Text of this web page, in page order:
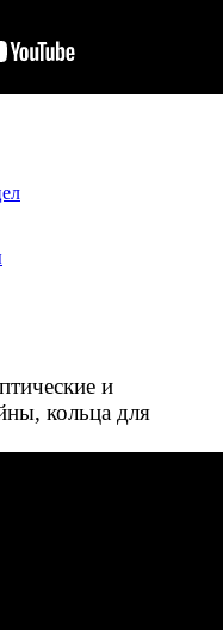
и
кольца для